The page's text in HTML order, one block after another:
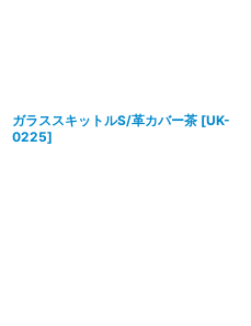
ガラススキットルS/革カバー茶 [UK-
0225]